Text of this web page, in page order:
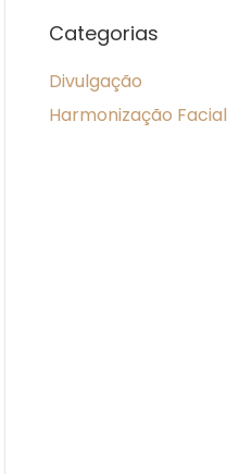
Categorias
Divulgação
Harmonização Facial